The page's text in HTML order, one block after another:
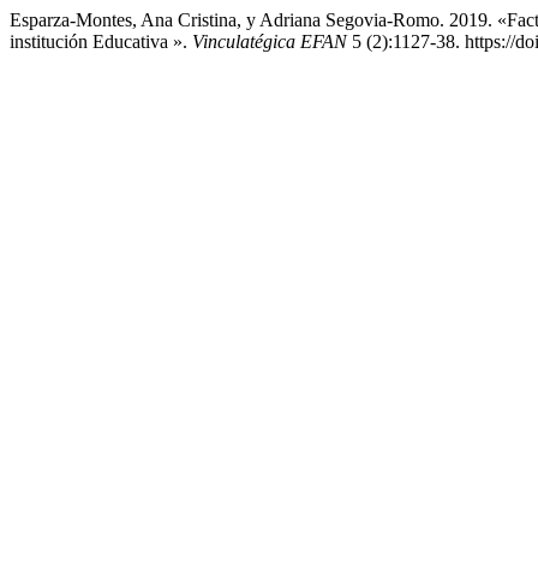
Esparza-Montes, Ana Cristina, y Adriana Segovia-Romo. 2019.
institución Educativa ». Vinculatégica EFAN5 (2):1127-38. https://